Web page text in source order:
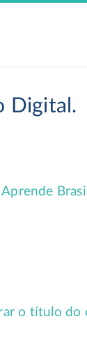
Digital.